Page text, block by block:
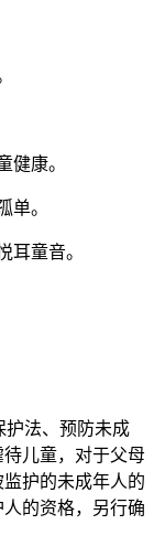
康。
。
童音。
法、预防未成
儿童，对于父母
护的未成年人的
的资格，另行确